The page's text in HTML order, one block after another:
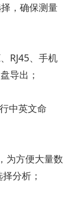
，确保测量
RJ45、手机
导出；
中英文命
为方便大量数
分析；